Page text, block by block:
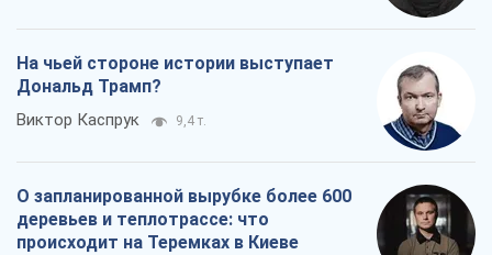
На чьей стороне истории выступает
Дональд Трамп?
Виктор Каспрук 9,4 т.
О запланированной вырубке более 600
деревьев и теплотрассе: что
происходит на Теремках в Киеве